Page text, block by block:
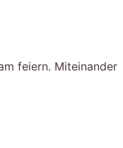
feiern. Miteinander